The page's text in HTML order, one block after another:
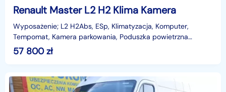
Renault Master L2 H2 Klima Kamera
Wyposażenie; L2 H2Abs, ESp, Klimatyzacja, Komputer,
Tempomat, Kamera parkowania, Poduszka powietrzna
kierowcy i pasażera, Elektryczne szyby, lus
57 800zł